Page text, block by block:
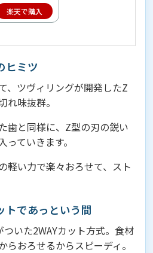
楽天で購入
ヒミツ
、ツヴィリングが開発したZ
れ味抜群。
歯と同様に、Z型の刃の鋭い
ていきます。
軽い力で楽々おろせて、スト
トであっという間
いた2WAYカット方式。食材
おろせるからスピーディ。